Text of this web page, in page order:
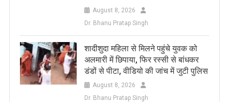
August 8, 2026
Dr. Bhanu Pratap Singh
शादीशुदा महिला से मिलने पहुंचे युवक को
अलमारी में छिपाया, फिर रस्सी से बांधकर
डंडों से पीटा, वीडियो की जांच में जुटी पुलिस
August 8, 2026
Dr. Bhanu Pratap Singh